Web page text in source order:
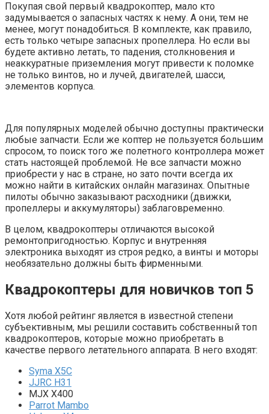
Покупая свой первый квадрокоптер, мало кто
задумывается о запасных частях к нему. А они, тем не
менее, могут понадобиться. В комплекте, как правило,
есть только четыре запасных пропеллера. Но если вы
будете активно летать, то падения, столкновения и
неаккуратные приземления могут привести к поломке
не только винтов, но и лучей, двигателей, шасси,
элементов корпуса.
Для популярных моделей обычно доступны практически
любые запчасти. Если же коптер не пользуется большим
спросом, то поиск того же полетного контроллера может
стать настоящей проблемой. Не все запчасти можно
приобрести у нас в стране, но зато почти всегда их
можно найти в китайских онлайн магазинах. Опытные
пилоты обычно заказывают расходники (движки,
пропеллеры и аккумуляторы) заблаговременно.
В целом, квадрокоптеры отличаются высокой
ремонтопригодностью. Корпус и внутренняя
электроника выходят из строя редко, а винты и моторы
необязательно должны быть фирменными.
Квадрокоптеры для новичков топ 5
Хотя любой рейтинг является в известной степени
субъективным, мы решили составить собственный топ
квадрокоптеров, которые можно приобретать в
качестве первого летательного аппарата. В него входят:
Syma X5C
JJRC H31
MJX X400
Parrot Mambo